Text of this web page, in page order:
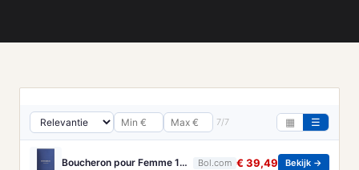
7/7 ▦ ☰
Boucheron pour Femme 100 ml Eau de Parfum - Damesparfum Bol.com € 39,49 Bekijk →